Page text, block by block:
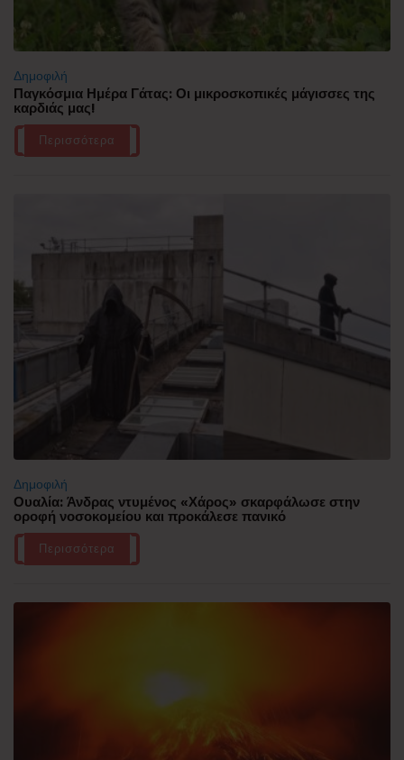
Δημοφιλή
Παγκόσμια Ημέρα Γάτας: Οι μικροσκοπικές μάγισσες της
καρδιάς μας!
Περισσότερα
Δημοφιλή
Ουαλία: Άνδρας ντυμένος «Χάρος» σκαρφάλωσε στην
οροφή νοσοκομείου και προκάλεσε πανικό
Περισσότερα